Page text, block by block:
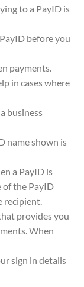
to a PayID is
before you
payments.
in cases where
business
name shown is
a PayID is
of the PayID
recipient.
provides you
When
sign in details